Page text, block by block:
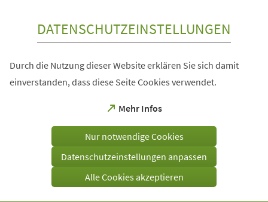
DATENSCHUTZEINSTELLUNGEN
Durch die Nutzung dieser Website erklären Sie sich damit
einverstanden, dass diese Seite Cookies verwendet.
Mehr Infos
(Öffnet
einem
Tab)
Nur notwendige Cookies
Datenschutzeinstellungen anpassen
Alle Cookies akzeptieren